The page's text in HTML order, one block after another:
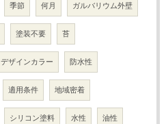
季節 何月 ガルバリウム外壁
塗装不要 苔
デザインカラー 防水性
適用条件 地域密着
シリコン塗料 水性 油性